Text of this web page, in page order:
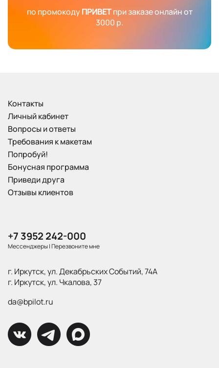
по промокодуПРИВЕТпри заказе онлайн от
3000 р.
Контакты
Личный кабинет
Вопросы и ответы
Требования к макетам
Попробуй!
Бонусная программа
Приведи друга
Отзывы клиентов
+7 3952 242-000
Мессенджеры|Перезвоните мне
г. Иркутск, ул. Декабрьских Событий, 74А
г. Иркутск, ул. Чкалова, 37
da@bpilot.ru